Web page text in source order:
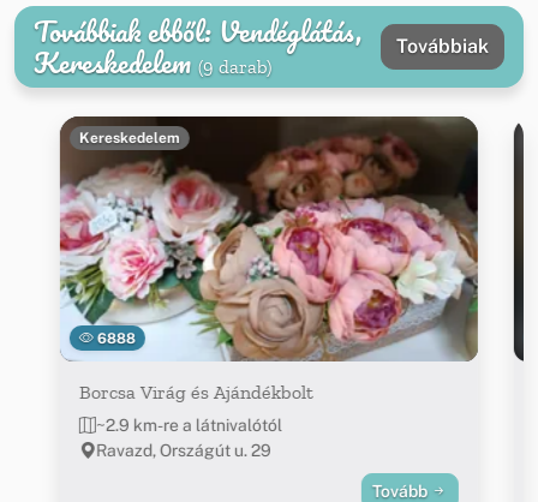
Továbbiak ebből: Vendéglátás,
Kereskedelem (9 darab)
Továbbiak
6888
Kereskedelem
Borcsa Virág és Ajándékbolt
~2.9 km-re a látnivalótól
Ravazd, Országút u. 29
Tovább